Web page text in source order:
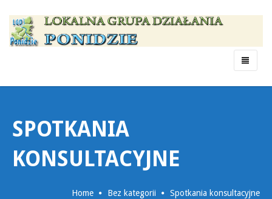
Menu
SPOTKANIA
KONSULTACYJNE
Home Bez kategorii Spotkania konsultacyjne